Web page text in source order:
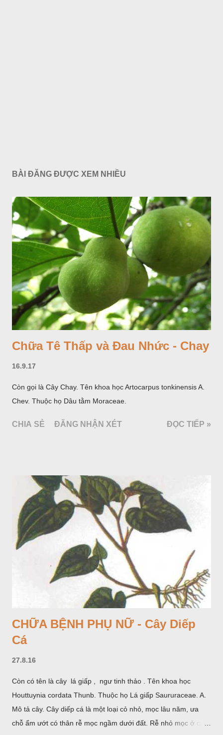
BÀI ĐĂNG ĐƯỢC XEM NHIỀU
Chữa Tê Thấp và Đau Nhức - Chay
16.9.17
Còn gọi là Cây Chay. Tên khoa học Artocarpus tonkinensis A.
Chev. Thuộc họ Dâu tằm Moraceae.
CHIA SẺ ĐĂNG NHẬN XÉT ĐỌC TIẾP »
CHỮA BỆNH PHỤ NỮ - Cây Diếp
Cá
27.8.16
Còn có tên là cây lá giấp , ngư tinh thảo . Tên khoa học
Houttuynia cordata Thunb. Thuộc họ Lá giấp Saururaceae. A.
Mô tả cây. Cây diếp cá là một loại cỏ nhỏ, mọc lâu năm, ưa
chỗ ẩm ướt có thân rễ mọc ngầm dưới đất. Rễ nhỏ mọc ở các